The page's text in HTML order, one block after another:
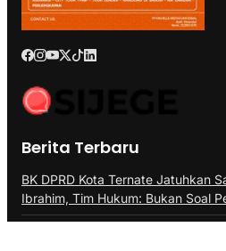
Berita Terbaru
BK DPRD Kota Ternate Jatuhkan
Ibrahim, Tim Hukum: Bukan Soal